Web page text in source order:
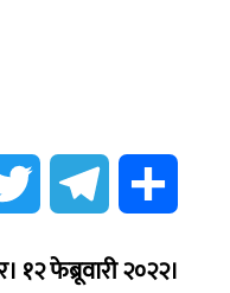
Twitter Telegram
फेब्रूवारी २०२२।